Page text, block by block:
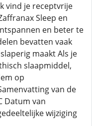
vind je receptvrije
Sleep en
en beter te
bevatten vaak
maakt Als je
slaapmiddel,
op
van de
Datum van
wijziging